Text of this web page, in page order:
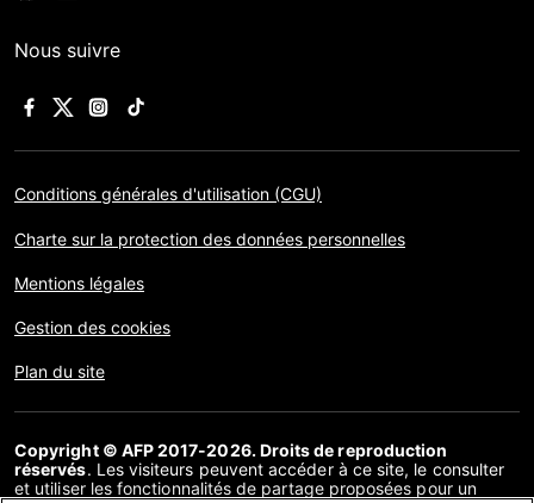
Nous suivre
Conditions générales d'utilisation (CGU)
Charte sur la protection des données personnelles
Mentions légales
Gestion des cookies
Plan du site
Copyright © AFP 2017-2026. Droits de reproduction
réservés. Les visiteurs peuvent accéder à ce site, le consulter
et utiliser les fonctionnalités de partage proposées pour un